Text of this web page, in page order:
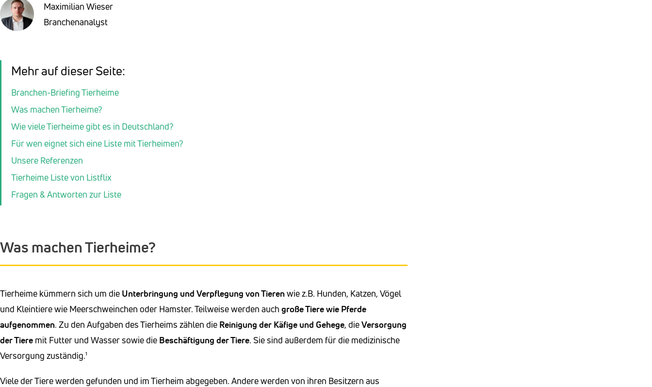
Maximilian Wieser
Branchenanalyst
Mehr auf dieser Seite:
Branchen-Briefing Tierheime
Was machen Tierheime?
Wie viele Tierheime gibt es in Deutschland?
Für wen eignet sich eine Liste mit Tierheimen?
Unsere Referenzen
Tierheime Liste von Listflix
Fragen & Antworten zur Liste
Was machen Tierheime?
Tierheime kümmern sich um die Unterbringung und Verpflegung von Tieren wie z.B. Hunden, Katzen, Vögel
und Kleintiere wie Meerschweinchen oder Hamster. Teilweise werden auch große Tiere wie Pferde
aufgenommen. Zu den Aufgaben des Tierheims zählen die Reinigung der Käfige und Gehege, dieVersorgung
der Tiere mit Futter und Wasser sowie die Beschäftigung der Tiere. Sie sind außerdem für die medizinische
Versorgung zuständig.¹
Viele der Tiere werden gefunden und im Tierheim abgegeben. Andere werden von ihren Besitzern aus